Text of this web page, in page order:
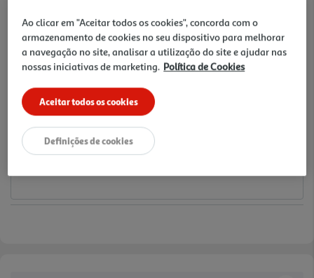
a
mesma
página.
-36%
Price reduced from
10,99 €to
6,99 €
Promoção: de 2/6/2026 a 2/9/2026
Notas de preparação
Ao clicar em "Aceitar todos os cookies", concorda com o
armazenamento de cookies no seu dispositivo para melhorar
a navegação no site, analisar a utilização do site e ajudar nas
nossas iniciativas de marketing. Política de Cookies
Aceitar todos os cookies
Definições de cookies